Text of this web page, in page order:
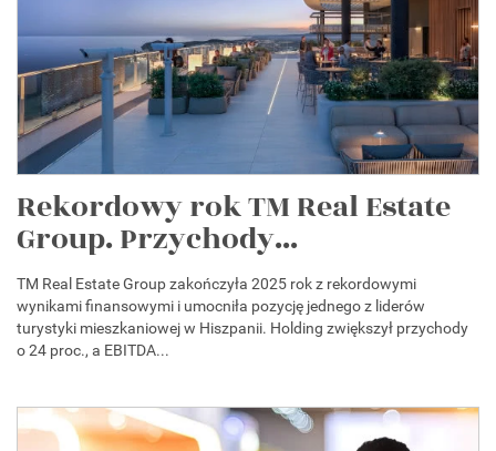
Rekordowy rok TM Real Estate
Group. Przychody...
TM Real Estate Group zakończyła 2025 rok z rekordowymi
wynikami finansowymi i umocniła pozycję jednego z liderów
turystyki mieszkaniowej w Hiszpanii. Holding zwiększył przychody
o 24 proc., a EBITDA...